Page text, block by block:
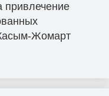
привлечение
Жомарт